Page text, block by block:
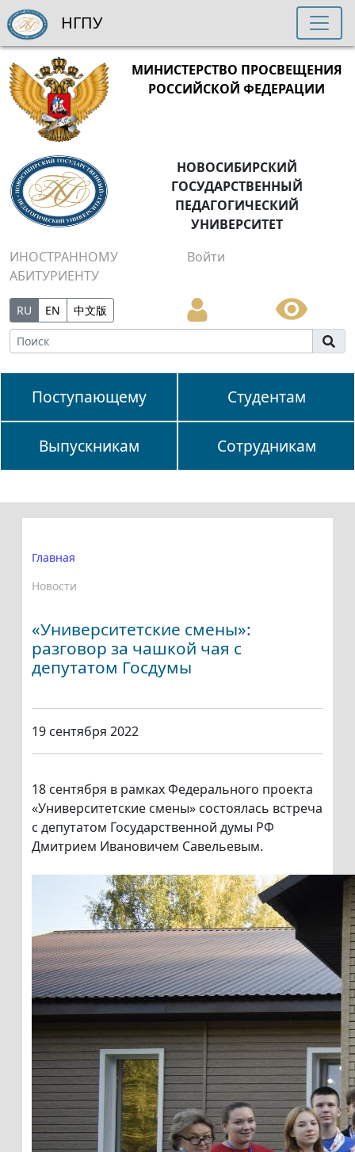
МИНИСТЕРСТВО ПРОСВЕЩЕНИЯ
РОССИЙСКОЙ ФЕДЕРАЦИИ
НОВОСИБИРСКИЙ
ГОСУДАРСТВЕННЫЙ
ПЕДАГОГИЧЕСКИЙ
УНИВЕРСИТЕТ
ИНОСТРАННОМУ
АБИТУРИЕНТУ
Войти
RU EN 中文版
Поступающему Студентам
Выпускникам Сотрудникам
НГПУ
Главная
Новости
«Университетские смены»:
разговор за чашкой чая с
депутатом Госдумы
19 сентября 2022
18 сентября в рамках Федерального проекта
«Университетские смены» состоялась встреча
с депутатом Государственной думы РФ
Дмитрием Ивановичем Савельевым.